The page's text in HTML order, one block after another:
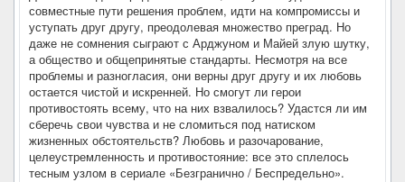
совместные пути решения проблем, идти на компромиссы и
уступать друг другу, преодолевая множество преград. Но
даже не сомнения сыграют с Арджуном и Майей злую шутку,
а общество и общепринятые стандарты. Несмотря на все
проблемы и разногласия, они верны друг другу и их любовь
остается чистой и искренней. Но смогут ли герои
противостоять всему, что на них взвалилось? Удастся ли им
сберечь свои чувства и не сломиться под натиском
жизненных обстоятельств? Любовь и разочарование,
целеустремленность и противостояние: все это сплелось
тесным узлом в сериале «Безгранично / Беспредельно».